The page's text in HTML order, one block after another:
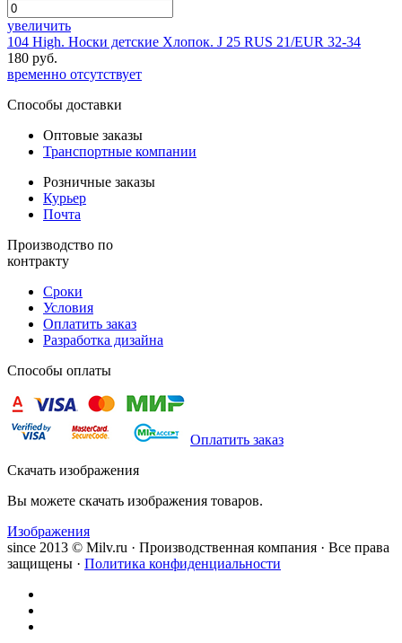
увеличить
104 High. Носки детские Хлопок. J 25 RUS 21/EUR 32-34
180 руб.
временно отсутствует
Способы доставки
Оптовые заказы
Транспортные компании
Розничные заказы
Курьер
Почта
Производство по
контракту
Сроки
Условия
Оплатить заказ
Разработка дизайна
Способы оплаты
Оплатить заказ
Скачать изображения
Вы можете скачать изображения товаров.
Изображения
since 2013 © Milv.ru · Производственная компания · Все права
защищены · Политика конфиденциальности